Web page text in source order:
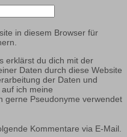
in diesem Browser für
erklärst du dich mit der
Daten durch diese Website
der Daten und
ich meine
gerne Pseudonyme verwendet
Kommentare via E-Mail.